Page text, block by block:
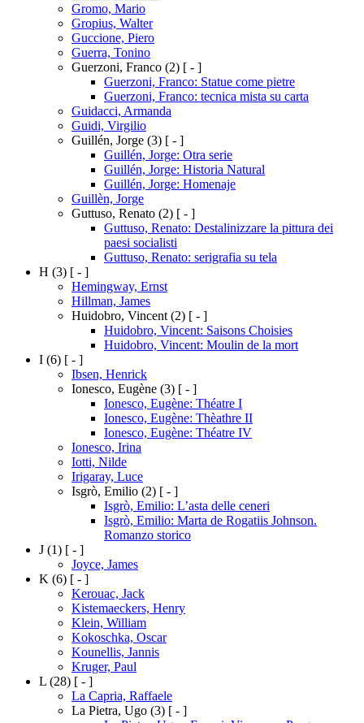
Gromo, Mario
Gropius, Walter
Guccione, Piero
Guerra, Tonino
Guerzoni, Franco (2) [ - ]
Guerzoni, Franco: Statue come pietre
Guerzoni, Franco: tecnica mista su carta
Guidacci, Armanda
Guidi, Virgilio
Guillén, Jorge (3) [ - ]
Guillén, Jorge: Otra serie
Guillén, Jorge: Historia Natural
Guillén, Jorge: Homenaje
Guillèn, Jorge
Guttuso, Renato (2) [ - ]
Guttuso, Renato: Destalinizzare la pittura dei
paesi socialisti
Guttuso, Renato: serigrafia su tela
H (3) [ - ]
Hemingway, Ernst
Hillman, James
Huidobro, Vincent (2) [ - ]
Huidobro, Vincent: Saisons Choisies
Huidobro, Vincent: Moulin de la mort
I (6) [ - ]
Ibsen, Henrick
Ionesco, Eugène (3) [ - ]
Ionesco, Eugène: Théatre I
Ionesco, Eugène: Thèathre II
Ionesco, Eugène: Théatre IV
Ionesco, Irina
Iotti, Nilde
Irigaray, Luce
Isgrò, Emilio (2) [ - ]
Isgrò, Emilio: L’asta delle ceneri
Isgrò, Emilio: Marta de Rogatiis Johnson.
Romanzo storico
J (1) [ - ]
Joyce, James
K (6) [ - ]
Kerouac, Jack
Kistemaeckers, Henry
Klein, William
Kokoschka, Oscar
Kounellis, Jannis
Kruger, Paul
L (28) [ - ]
La Capria, Raffaele
La Pietra, Ugo (3) [ - ]